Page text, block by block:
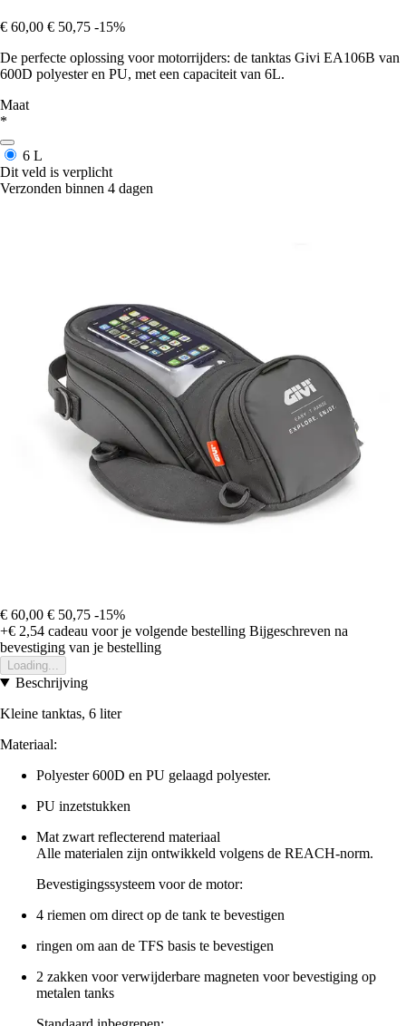
€ 60,00 € 50,75 -15%
De perfecte oplossing voor motorrijders: de tanktas Givi EA106B van
600D polyester en PU, met een capaciteit van 6L.
Maat
*
6 L
Dit veld is verplicht
Verzonden binnen 4 dagen
€ 60,00 € 50,75 -15%
+€ 2,54 cadeau voor je volgende bestelling Bijgeschreven na
bevestiging van je bestelling
Loading...
Beschrijving
Kleine tanktas, 6 liter
Materiaal:
Polyester 600D en PU gelaagd polyester.
PU inzetstukken
Mat zwart reflecterend materiaal
Alle materialen zijn ontwikkeld volgens de REACH-norm.
Bevestigingssysteem voor de motor:
4 riemen om direct op de tank te bevestigen
ringen om aan de TFS basis te bevestigen
2 zakken voor verwijderbare magneten voor bevestiging op
metalen tanks